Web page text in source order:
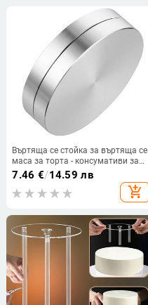
Въртяща се стойка за въртяща се
маса за торта - консумативи за
печене с регулируема стъргалка
за глазура и лагер с гладка
въртяща се плоча
7.46 €/14.59 лв
add_shopping_cart